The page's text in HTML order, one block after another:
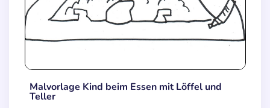
Malvorlage Kind beim Essen mit Löffel und
Teller